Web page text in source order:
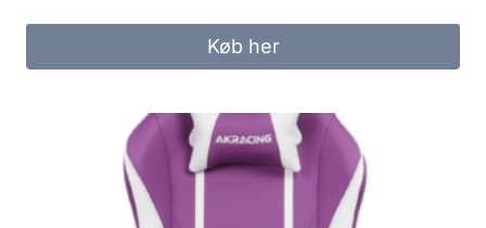
was:
is:
249.00 kr..
Køb her